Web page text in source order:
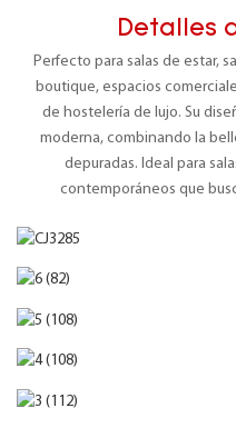
Detalles
Perfecto para salas de estar,
boutique, espacios
de hostelería de lujo. Su
moderna, combinando la
depuradas. Ideal para
contemporáneos que